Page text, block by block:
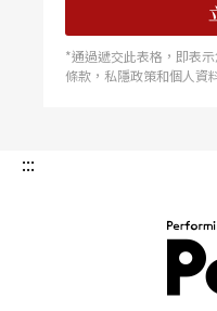
1.Schwarz, Z. Robert.
n Press Limited,
琴上昏倒了」、「我
代主義手法的廣告竄
*通過遞交此表格，即表
條款，私隱政策和個人資
:::